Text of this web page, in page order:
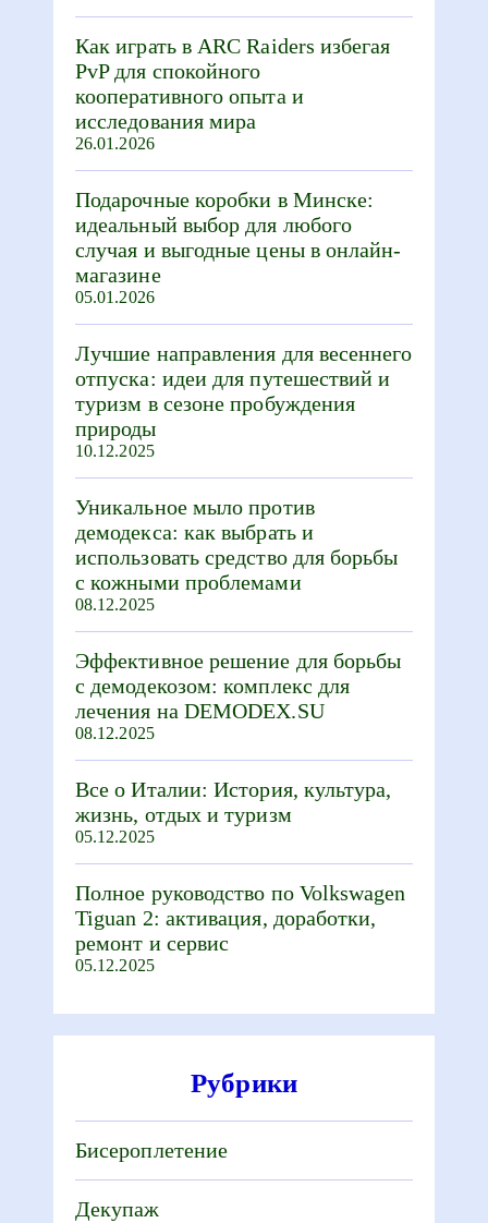
Как играть в ARC Raiders избегая
PvP для спокойного
кооперативного опыта и
исследования мира
26.01.2026
Подарочные коробки в Минске:
идеальный выбор для любого
случая и выгодные цены в онлайн-
магазине
05.01.2026
Лучшие направления для весеннего
отпуска: идеи для путешествий и
туризм в сезоне пробуждения
природы
10.12.2025
Уникальное мыло против
демодекса: как выбрать и
использовать средство для борьбы
с кожными проблемами
08.12.2025
Эффективное решение для борьбы
с демодекозом: комплекс для
лечения на DEMODEX.SU
08.12.2025
Все о Италии: История, культура,
жизнь, отдых и туризм
05.12.2025
Полное руководство по Volkswagen
Tiguan 2: активация, доработки,
ремонт и сервис
05.12.2025
Рубрики
Бисероплетение
Декупаж